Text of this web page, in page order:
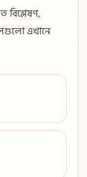
বিশ্লেষণ,
এখানে